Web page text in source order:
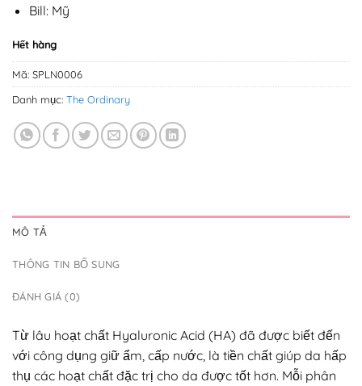
Bill: Mỹ
Hết hàng
Mã: SPLN0006
Danh mục: The Ordinary
MÔ TẢ
THÔNG TIN BỔ SUNG
ĐÁNH GIÁ (0)
Từ lâu hoạt chất Hyaluronic Acid (HA) đã được biết đến
với công dụng giữ ẩm, cấp nước, là tiền chất giúp da hấp
thụ các hoạt chất đặc trị cho da được tốt hơn. Mỗi phân